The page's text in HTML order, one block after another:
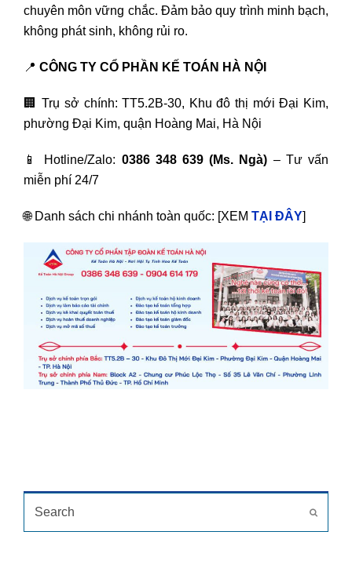
chuyên môn vững chắc. Đảm bảo quy trình minh bạch,
không phát sinh, không rủi ro.
📍 CÔNG TY CỔ PHẦN KẾ TOÁN HÀ NỘI
🏢 Trụ sở chính: TT5.2B-30, Khu đô thị mới Đại Kim,
phường Đại Kim, quận Hoàng Mai, Hà Nội
📱 Hotline/Zalo: 0386 348 639 (Ms. Ngà) – Tư vấn
miễn phí 24/7
🌐 Danh sách chi nhánh toàn quốc: [XEM TẠI ĐÂY]